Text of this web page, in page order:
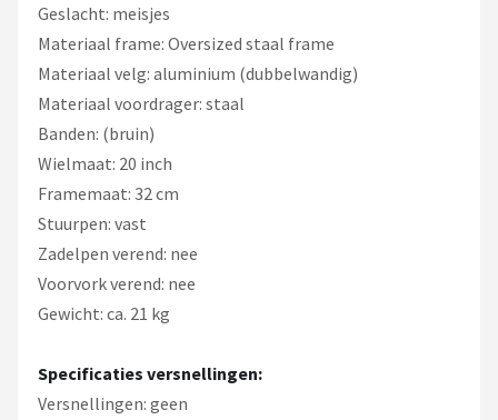
Geslacht: meisjes
Materiaal frame: Oversized staal frame
Materiaal velg: aluminium (dubbelwandig)
Materiaal voordrager: staal
Banden: (bruin)
Wielmaat: 20 inch
Framemaat: 32 cm
Stuurpen: vast
Zadelpen verend: nee
Voorvork verend: nee
Gewicht: ca. 21 kg
Specificaties versnellingen:
Versnellingen: geen